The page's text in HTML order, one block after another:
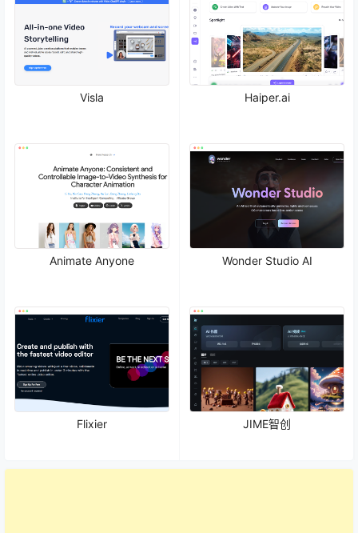
Visla Haiper.ai
Animate Anyone Wonder Studio AI
Flixier JIME智创